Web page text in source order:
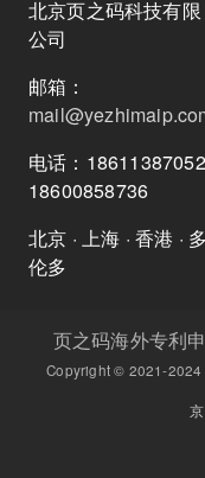
北京页之码科技有限
公司
邮箱：
电话：18611387052
18600858736
北京 · 上海 · 香港 · 多
伦多
页之码海外专利
Copyright © 2021-2024